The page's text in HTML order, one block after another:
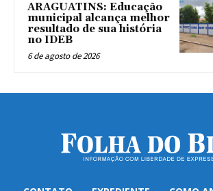
ARAGUATINS: Educação
municipal alcança melhor
resultado de sua história
no IDEB
6 de agosto de 2026